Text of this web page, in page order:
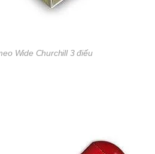
Wide Churchill 3 điếu